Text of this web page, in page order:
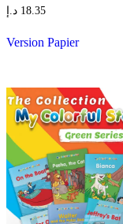
18.35 د.إ
Version Papier